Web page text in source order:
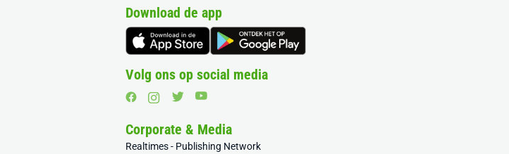
Download de app
Volg ons op social media
Corporate & Media
Realtimes - Publishing Network